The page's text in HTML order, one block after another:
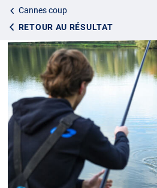
Cannes coup
RETOUR AU RÉSULTAT